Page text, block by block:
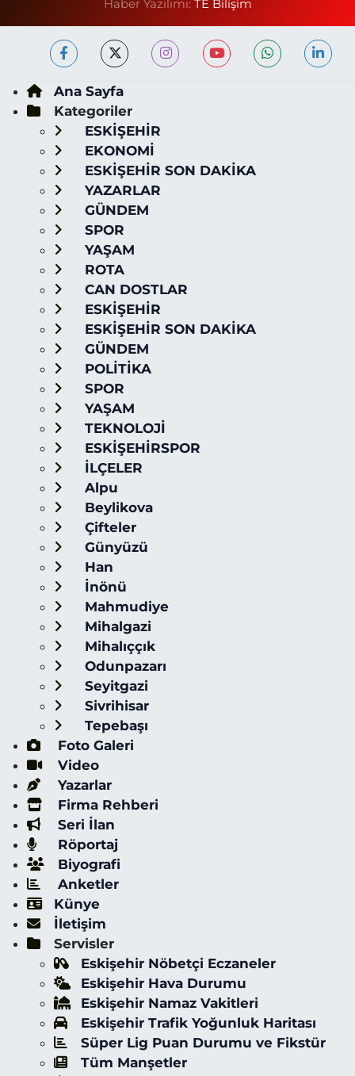
Haber Yazılımı: TE Bilişim
Ana Sayfa
Kategoriler
ESKİŞEHİR
EKONOMİ
ESKİŞEHİR SON DAKİKA
YAZARLAR
GÜNDEM
SPOR
YAŞAM
ROTA
CAN DOSTLAR
ESKİŞEHİR
ESKİŞEHİR SON DAKİKA
GÜNDEM
POLİTİKA
SPOR
YAŞAM
TEKNOLOJİ
ESKİŞEHİRSPOR
İLÇELER
Alpu
Beylikova
Çifteler
Günyüzü
Han
İnönü
Mahmudiye
Mihalgazi
Mihalıççık
Odunpazarı
Seyitgazi
Sivrihisar
Tepebaşı
Foto Galeri
Video
Yazarlar
Firma Rehberi
Seri İlan
Röportaj
Biyografi
Anketler
Künye
İletişim
Servisler
Eskişehir Nöbetçi Eczaneler
Eskişehir Hava Durumu
Eskişehir Namaz Vakitleri
Eskişehir Trafik Yoğunluk Haritası
Süper Lig Puan Durumu ve Fikstür
Tüm Manşetler